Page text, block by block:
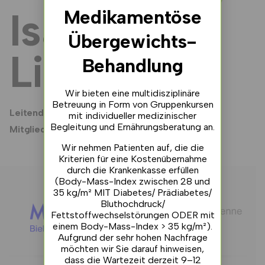
Isabel
Linder
Leitende Medizinische Praxisassistentin
Mitglied der Geschäftsleitung
Medikamentöse
Übergewichts-
Behandlung
Wir bieten eine multidisziplinäre
Betreuung in Form von Gruppenkursen
mit individueller medizinischer
Begleitung und Ernährungsberatung an.
Wir nehmen Patienten auf, die die
Kriterien für eine Kostenübernahme
durch die Krankenkasse erfüllen
(Body-Mass-Index zwischen 28 und
35 kg/m² MIT Diabetes/ Prädiabetes/
Bluthochdruck/
Fettstoffwechselstörungen ODER mit
einem Body-Mass-Index > 35 kg/m²).
Aufgrund der sehr hohen Nachfrage
möchten wir Sie darauf hinweisen,
dass die Wartezeit derzeit 9–12